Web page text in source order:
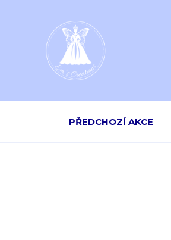
PŘEDCHOZÍ AKCE